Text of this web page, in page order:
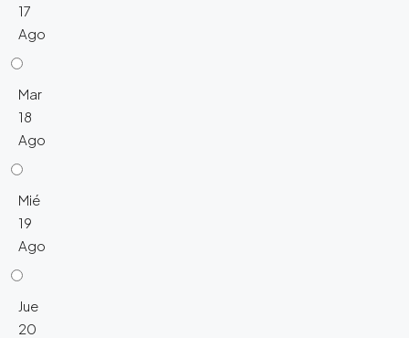
17
Ago
Mar
18
Ago
Mié
19
Ago
Jue
20